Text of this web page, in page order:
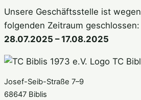
Unsere Geschäftsstelle ist
folgenden Zeitraum geschlossen:
28.07.2025 – 17.08.2025
TC
Josef-Seib-Straße 7–9
68647 Biblis